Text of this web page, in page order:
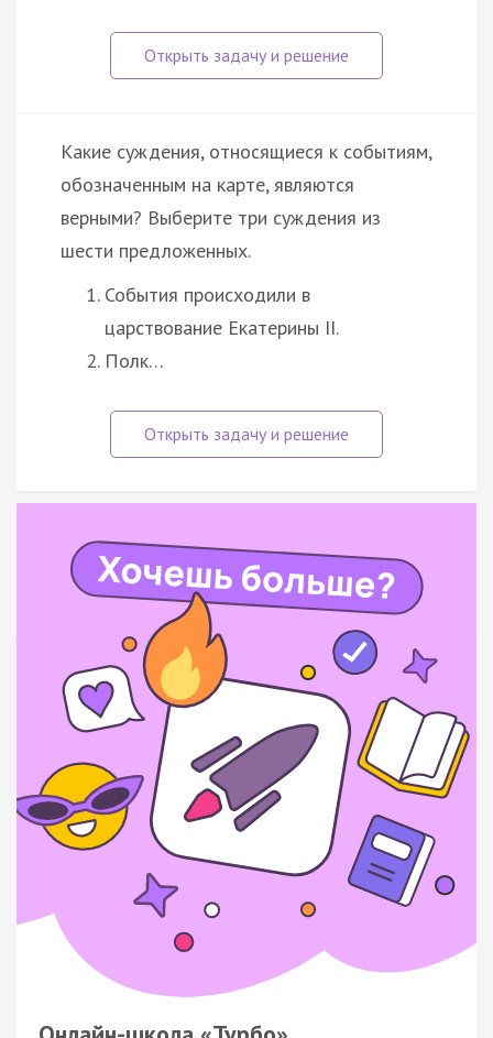
Какие суждения, относящиеся к событиям,
обозначенным на карте, являются
верными? Выберите три суждения из
шести предложенных.
События происходили в
царствование Екатерины II.
Полк…